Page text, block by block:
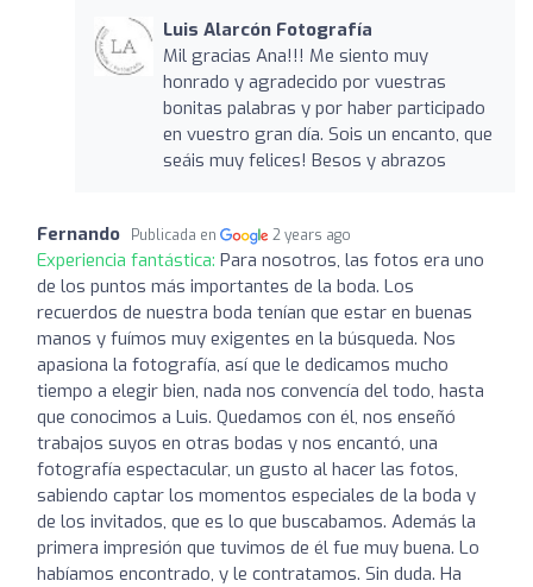
Luis Alarcón Fotografía
Mil gracias Ana!!! Me siento muy
honrado y agradecido por vuestras
bonitas palabras y por haber participado
en vuestro gran día. Sois un encanto, que
seáis muy felices! Besos y abrazos
Fernando Publicada en 2 years ago
Experiencia fantástica: Para nosotros, las fotos era uno
de los puntos más importantes de la boda. Los
recuerdos de nuestra boda tenían que estar en buenas
manos y fuímos muy exigentes en la búsqueda. Nos
apasiona la fotografía, así que le dedicamos mucho
tiempo a elegir bien, nada nos convencía del todo, hasta
que conocimos a Luis. Quedamos con él, nos enseñó
trabajos suyos en otras bodas y nos encantó, una
fotografía espectacular, un gusto al hacer las fotos,
sabiendo captar los momentos especiales de la boda y
de los invitados, que es lo que buscabamos. Además la
primera impresión que tuvimos de él fue muy buena. Lo
habíamos encontrado, y le contratamos. Sin duda. Ha